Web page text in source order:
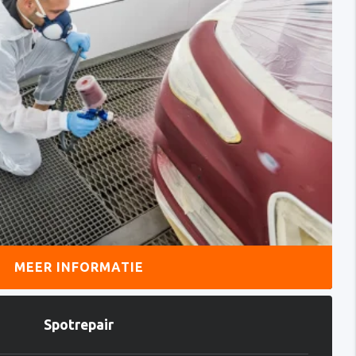
MEER INFORMATIE
Spotrepair